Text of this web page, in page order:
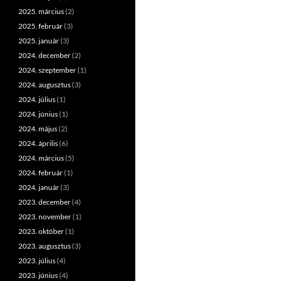
2025. március(2)
2025. február(3)
2025. január(3)
2024. december(2)
2024. szeptember(1)
2024. augusztus(3)
2024. július(1)
2024. június(1)
2024. május(2)
2024. április(6)
2024. március(5)
2024. február(1)
2024. január(3)
2023. december(4)
2023. november(1)
2023. október(1)
2023. augusztus(3)
2023. július(4)
2023. június(4)